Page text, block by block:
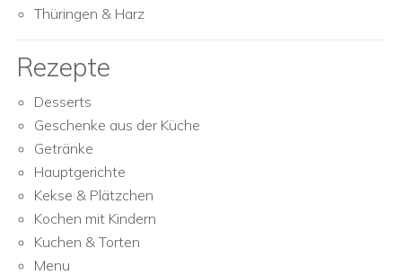
Thüringen & Harz
Rezepte
Desserts
Geschenke aus der Küche
Getränke
Hauptgerichte
Kekse & Plätzchen
Kochen mit Kindern
Kuchen & Torten
Menu